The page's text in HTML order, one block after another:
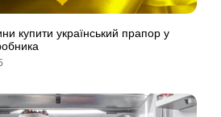
купити український прапор у